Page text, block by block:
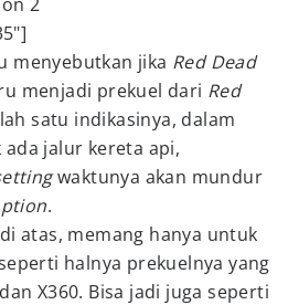
menyebutkan jika Red Dead
menjadi prekuel dari Red
satu indikasinya, dalam
jalur kereta api,
waktunya akan mundur
.
di atas, memang hanya untuk
halnya prekuelnya yang
X360. Bisa jadi juga seperti